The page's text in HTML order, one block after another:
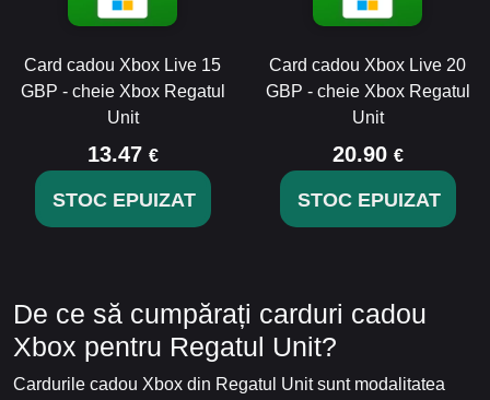
Card cadou Xbox Live 15
GBP - cheie Xbox Regatul
Unit
13.47 €
STOC EPUIZAT
Card cadou Xbox Live 20
GBP - cheie Xbox Regatul
Unit
20.90 €
STOC EPUIZAT
De ce să cumpărați carduri cadou
Xbox pentru Regatul Unit?
Cardurile cadou Xbox din Regatul Unit sunt modalitatea